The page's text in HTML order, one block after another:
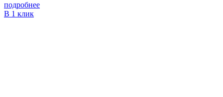
подробнее
В 1 клик